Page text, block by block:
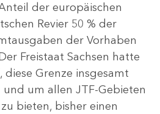
der europäischen
Revier 50 % der
der Vorhaben
Freistaat Sachsen hatte
Grenze insgesamt
um allen JTF-Gebieten
bieten, bisher einen